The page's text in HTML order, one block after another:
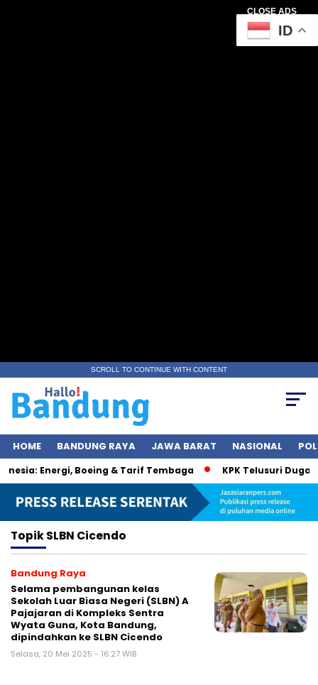
CLOSE ADS
SCROLL TO CONTINUE WITH CONTENT
HOME BANDUNG RAYA JAWA BARAT NASIONAL
Energi, Boeing & Tarif Tembaga KPK Telusuri
TopikSLBN Cicendo
Bandung Raya
Selama pembangunan kelas
Sekolah Luar Biasa Negeri (SLBN) A
Pajajaran di Kompleks Sentra
Wyata Guna, Kota Bandung,
dipindahkan ke SLBN Cicendo
Selasa, 20 Mei 2025 - 16:27 WIB
ID